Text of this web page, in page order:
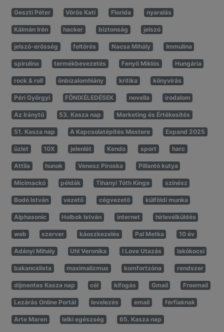
Geszti Péter Vörös Kati Florida nyaralás
Kálmán Irén hacker biztonság jelszó
jelszó-erősség feltörés Nacsa Mihály Immulina
spirulina termékbevezetés Fenyő Miklós Hungária
rock & roll önbizalomhiány kritika könyvírás
Péri Györgyi FŐNIXÉLEDÉSEK novella irodalom
Az Iránytű 53. Kasza nap Marketing és Értékesítés
51. Kasza nap A Kapcsolatépítés Mestere Expand 2025
üzlet 10X jelenlét Kendo sport harc
Attila hunok Venesz Piroska Pillantó kutya
Micimackó példák Tihanyi Tóth Kinga színész
Bodó István vezető cégvezető külföldi munka
Alphasonic Holbok István internet hírlevélküldés
web szerver káoszkezelés Pal Metka 10 év
Adányi Mihály Uhl Veronika I Love Utazás lakókocsi
bakancslista maximalizmus komfortzóna rendszer
díjmentes Kasza nap cél kifogás Gmail Freemail
Lezárás Online Portál levelezés email férfiaknak
Arte Maren lelki egészség 65. Kasza nap